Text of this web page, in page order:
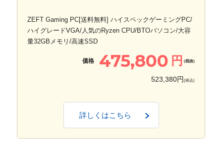
ZEFT Gaming PC[送料無料] ハイスペックゲーミングPC/
ハイグレードVGA/人気のRyzen CPU/BTOパソコン/大容
量32GBメモリ/高速SSD
価格 475,800 円 (税抜)
523,380円 (税込)
詳しくはこちら